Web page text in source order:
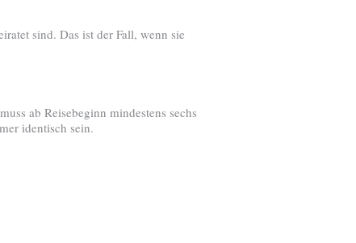
sind. Das ist der Fall, wenn sie
ab Reisebeginn mindestens sechs
identisch sein.